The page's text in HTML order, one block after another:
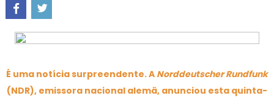
É uma notícia surpreendente. A Norddeutscher Rundfunk
(NDR), emissora nacional alemã, anunciou esta quinta-